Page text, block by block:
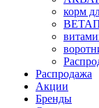
корм
Распродажа
Акции
Бренды